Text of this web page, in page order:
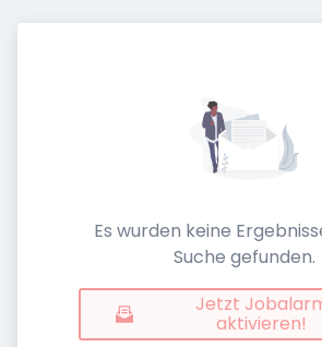
Es wurden keine
Suche gefunden.
Jetzt
aktivieren!